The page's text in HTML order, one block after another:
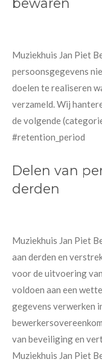
Muziekhuis Jan Piet
persoonsgegevens
doelen te realiseren
verzameld. Wij
de volgende
#retention_period
Delen van
derden
Muziekhuis Jan Piet
aan derden en
voor de uitvoering
voldoen aan een
gegevens verwerken
van beveiliging en
Muziekhuis Jan Piet